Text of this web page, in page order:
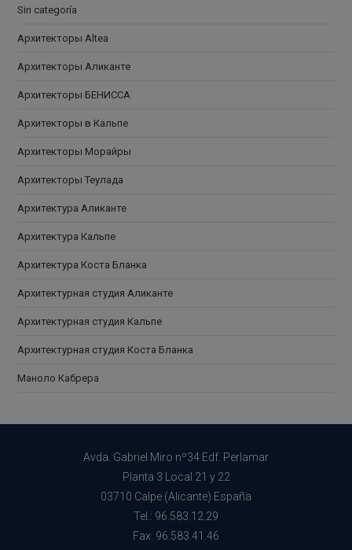
Sin categoría
Архитекторы Altea
Архитекторы Аликанте
Архитекторы БЕНИССА
Архитекторы в Кальпе
Архитекторы Морайры
Архитекторы Теулада
Архитектура Аликанте
Архитектура Кальпе
Архитектура Коста Бланка
Архитектурная студия Аликанте
Архитектурная студия Кальпе
Архитектурная студия Коста Бланка
Маноло Кабрера
Avda. Gabriel Miro nº34 Edf. Perlamar
Planta 3 Local 21 y 22
03710 Calpe (Alicante) España
Tel.: 96.583.12.29
Fax: 96.583.41.46